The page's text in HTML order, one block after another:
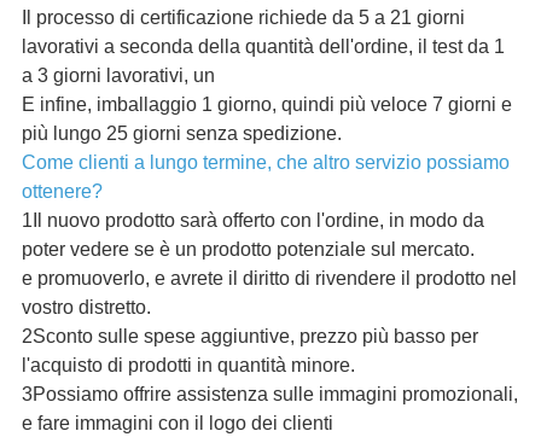
Il processo di certificazione richiede da 5 a 21 giorni
lavorativi a seconda della quantità dell'ordine, il test da 1
a 3 giorni lavorativi, un
E infine, imballaggio 1 giorno, quindi più veloce 7 giorni e
più lungo 25 giorni senza spedizione.
Come clienti a lungo termine, che altro servizio possiamo
ottenere?
1Il nuovo prodotto sarà offerto con l'ordine, in modo da
poter vedere se è un prodotto potenziale sul mercato.
e promuoverlo, e avrete il diritto di rivendere il prodotto nel
vostro distretto.
2Sconto sulle spese aggiuntive, prezzo più basso per
l'acquisto di prodotti in quantità minore.
3Possiamo offrire assistenza sulle immagini promozionali,
e fare immagini con il logo dei clienti